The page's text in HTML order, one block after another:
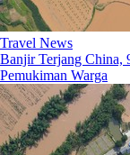
Travel News
Banjir Terjang China,
Pemukiman Warga